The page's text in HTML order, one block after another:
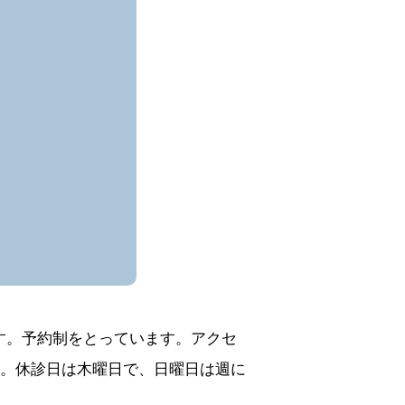
予約制をとっています。アクセ
休診日は木曜日で、日曜日は週に